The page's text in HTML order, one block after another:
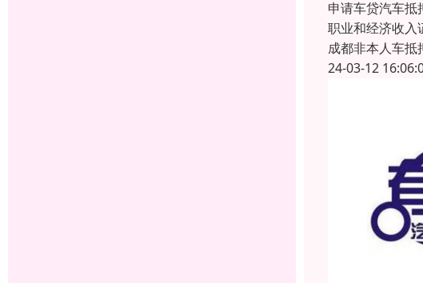
申请车贷汽车
职业和经济收入
成都非本人车抵
24-03-12